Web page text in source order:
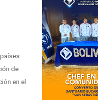
de
en el